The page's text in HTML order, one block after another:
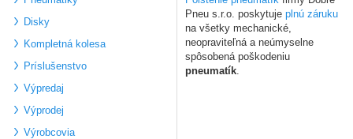
Disky
Kompletná kolesa
Príslušenstvo
Výpredaj
Výprodej
Výrobcovia
Pneu s.r.o. poskytuje plnú záruku
na všetky mechanické,
neopraviteľná a neúmyselne
spôsobená poškodeniu
pneumatík